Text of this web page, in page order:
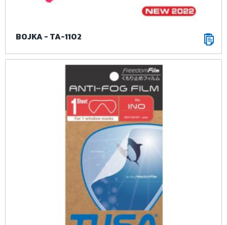
BOJKA - TA-1102